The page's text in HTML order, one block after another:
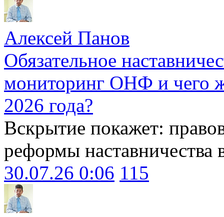
Алексей Панов
Обязательное
мониторинг ОНФ и чего
2026 года?
Вскрытие покажет:
реформы наставничества
30.07.26 0:06 115